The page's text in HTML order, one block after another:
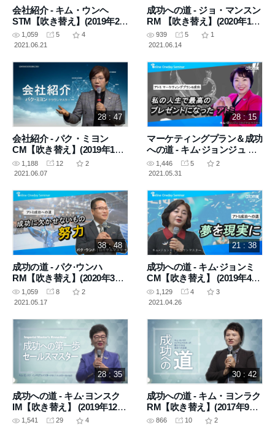
会社紹介 - キム・ウンヘ
STM【吹き替え】(2019年2月
15日 講義)
1,059 5
4
2021.06.21
成功への道 - ジョ・マンスン
RM 【吹き替え】(2020年1月
2日 講義)
939 5
1
2021.06.14
28 : 47
会社紹介 - パク・ミヨン
CM【吹き替え】(2019年1月
11日 講義)
1,188 12
2
2021.06.07
28 : 15
マーケティングプラン＆成功
への道 - キム·ジョンジュ RM
【吹き替え】(2020年4月23日
講義)
1,446 5
2
2021.05.31
38 : 48
成功の道 - パク·ウンハ
RM【吹き替え】(2020年3月5
日 講義)
1,059 8
2
2021.05.17
21 : 38
成功への道 - キム·ジョンミ
CM【吹き替え】 (2019年4月
4日 講義)
1,129 4
3
2021.04.26
28 : 35
成功への道 - キム·ヨンスク
IM【吹き替え】 (2019年12月
19日 講義)
1,541 29
4
30 : 42
成功への道 - キム・ヨンラク
RM【吹き替え】(2017年9月
30日 講義)
866 10
2